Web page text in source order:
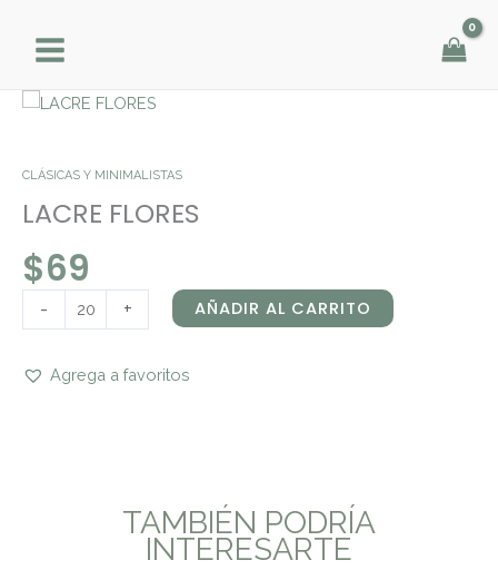
contenido
CLÁSICAS Y MINIMALISTAS
LACRE FLORES
$69
-
LACRE
+ AÑADIR AL CARRITO
Agrega a favoritos
TAMBIÉN PODRÍA
INTERESARTE